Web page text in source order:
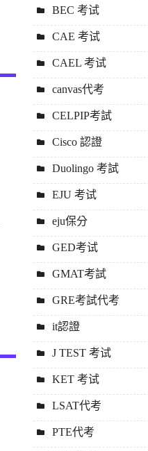
BEC 考试
CAE 考试
CAEL 考试
canvas代考
CELPIP考試
Cisco 認證
Duolingo 考試
EJU 考试
eju保分
GED考试
GMAT考試
GRE考試代考
it認證
J TEST 考试
KET 考试
LSAT代考
PTE代考